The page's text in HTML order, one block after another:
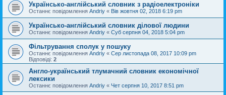
Українсько-англійський словник з радіоелектроніки
Останнє повідомлення Andriy « Вів жовтня 02, 2018 6:19 pm
Українсько-англійський словник ділової людини
Останнє повідомлення Andriy « Суб серпня 04, 2018 5:04 pm
Фільтрування сполук у пошуку
Останнє повідомлення Andriy « Сер листопада 08, 2017 10:09 pm
Відповіді: 2
Англо-український тлумачний словник економічної
лексики
Останнє повідомлення Andriy « Чет серпня 10, 2017 8:51 pm